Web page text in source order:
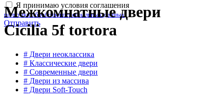
Я принимаю условия соглашения
политики обработки персональных данных
Отправить
Межкомнатные двери
Cicilia 5f tortora
# Двери неоклассика
# Классические двери
# Современные двери
# Двери из массива
# Двери Soft-Touch